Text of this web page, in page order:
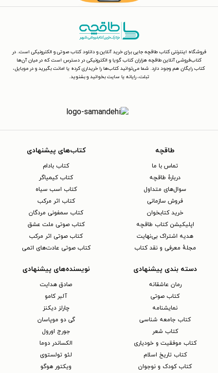
فروشگاه اینترنتی کتاب طاقچه جایی برای خرید آنلاین و دانلود کتاب صوتی و الکترونیکی است. در
کتاب‌فروشی آنلاین طاقچه هزاران کتاب گویا و الکترونیکی در دسترس است که در میان آن‌ها
کتاب رایگان هم وجود دارد. شما می‌توانید کتاب‌ها را خریداری کرده یا امانت بگیرید و در موبایل،
تبلت، رایانه یا سایت بخوانید و بشنوید.
طاقچه
تماس با ما
دربارهٔ طاقچه
سوال‌های متداول
فروش سازمانی
خرید کتابخوان
اپلیکیشن کتاب طاقچه
هدیه اشتراک بی‌نهایت
مجلهٔ معرفی و نقد کتاب
کتاب‌های پیشنهادی
کتاب بادام
کتاب کیمیاگر
کتاب اسب سیاه
کتاب اثر مرکب
کتاب سمفونی مردگان
کتاب صوتی ملت عشق
کتاب صوتی اثر مرکب
کتاب صوتی عادت‌های اتمی
دسته بندی پیشنهادی
رمان عاشقانه
کتاب‌ صوتی
نمایشنامه
کتاب جامعه شناسی
کتاب شعر
کتاب موفقیت و خودیاری
کتاب تاریخ اسلام
کتاب کودک و نوجوان
نویسنده‌های پیشنهادی
صادق هدایت
آلبر کامو
چارلز دیکنز
گی دو موپاسان
جورج اورول
الکساندر دوما
لئو تولستوی
ویکتور هوگو